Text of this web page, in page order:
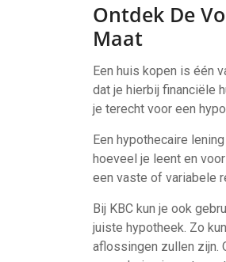
Ontdek De
Maat
Een huis kopen is één
dat je hierbij financiële
je terecht voor een
Een hypothecaire
hoeveel je leent en
een vaste of variabele
Bij KBC kun je ook
juiste hypotheek. Zo
aflossingen zullen zijn.